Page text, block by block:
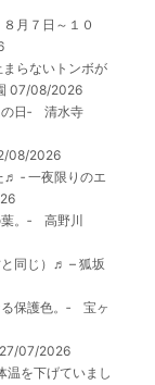
月７日～１０
らないトンボが
07/08/2026
の日‐ 清水寺
08/2026
♬ ‐ 一夜限りのエ
。‐ 高野川
同じ）♬ – 狐坂
る保護色。‐ 宝ヶ
27/07/2026
温を下げていまし